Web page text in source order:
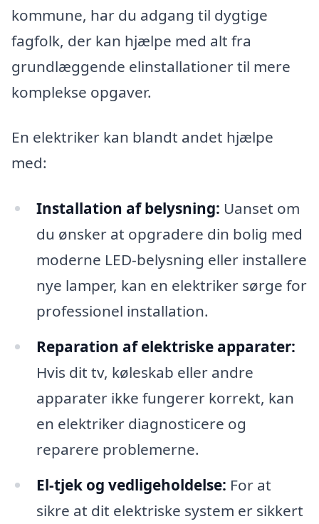
kommune, har du adgang til dygtige
fagfolk, der kan hjælpe med alt fra
grundlæggende elinstallationer til mere
komplekse opgaver.
En elektriker kan blandt andet hjælpe
med:
Installation af belysning: Uanset om
du ønsker at opgradere din bolig med
moderne LED-belysning eller installere
nye lamper, kan en elektriker sørge for
professionel installation.
Reparation af elektriske apparater:
Hvis dit tv, køleskab eller andre
apparater ikke fungerer korrekt, kan
en elektriker diagnosticere og
reparere problemerne.
El-tjek og vedligeholdelse: For at
sikre at dit elektriske system er sikkert